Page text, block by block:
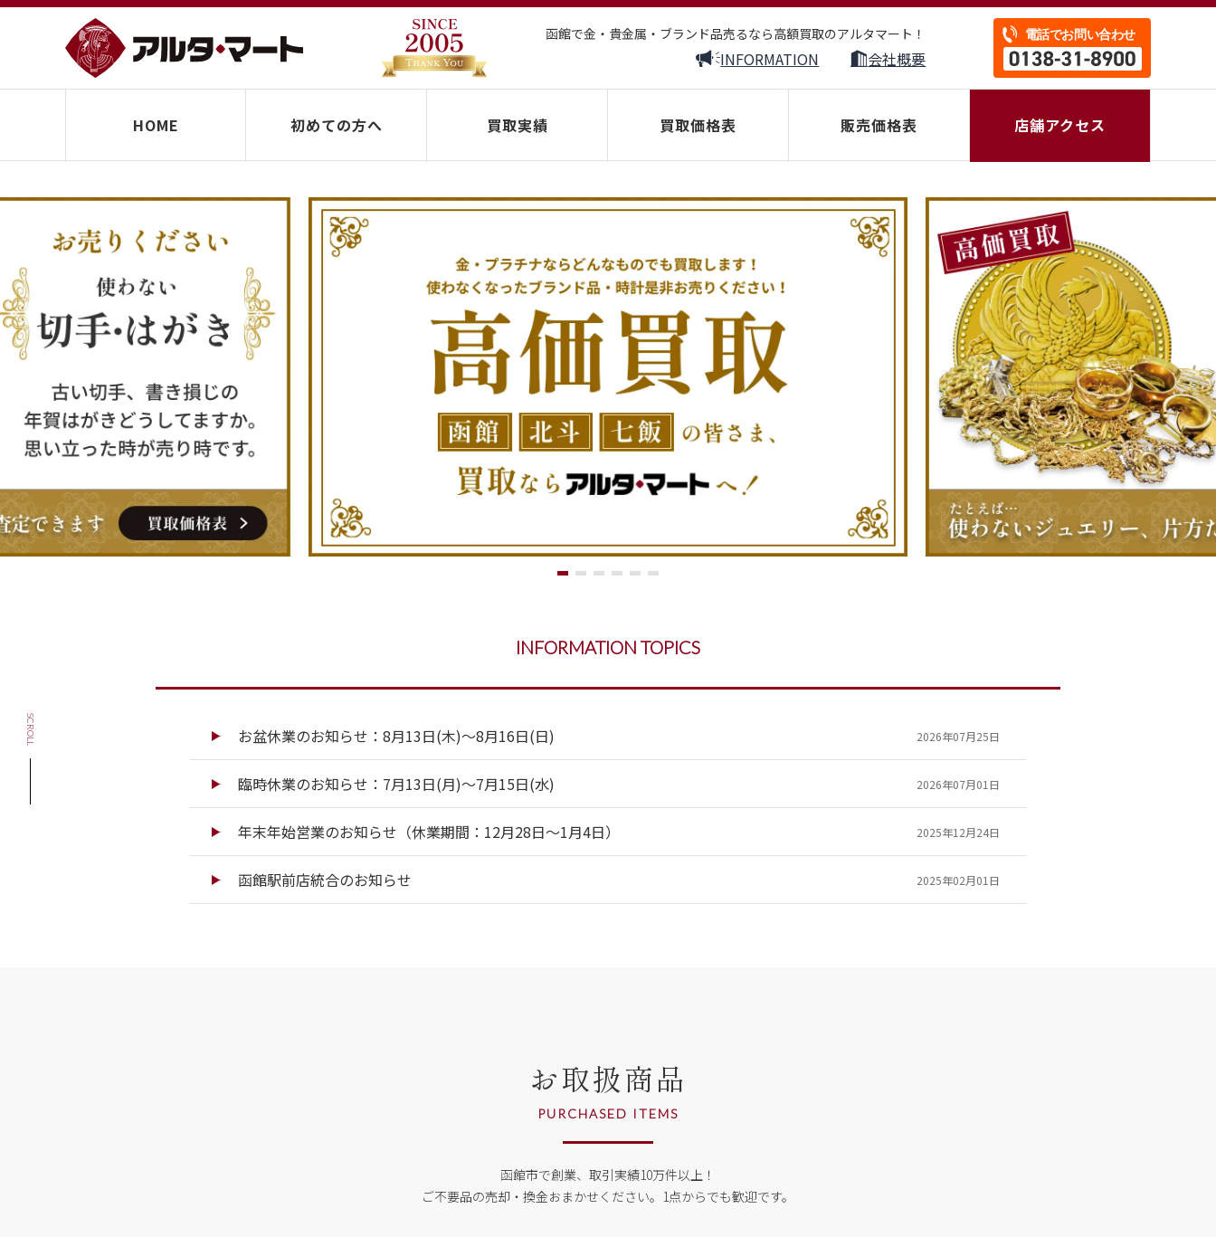
函館で金・貴金属・ブランド品売るなら高額買取のアルタマート！
INFORMATION 会社概要
HOME 初めての方へ 買取実績 買取価格表 販売価格表 店舗アクセス
SCROLL
INFORMATION TOPICS
お盆休業のお知らせ：8月13日(木)～8月16日(日) 2026年07月25日
臨時休業のお知らせ：7月13日(月)～7月15日(水) 2026年07月01日
年末年始営業のお知らせ（休業期間：12月28日～1月4日） 2025年12月24日
函館駅前店統合のお知らせ 2025年02月01日
お取扱商品
PURCHASED ITEMS
函館市で創業、取引実績10万件以上！
ご不要品の売却・換金おまかせください。 1点からでも歓迎です。